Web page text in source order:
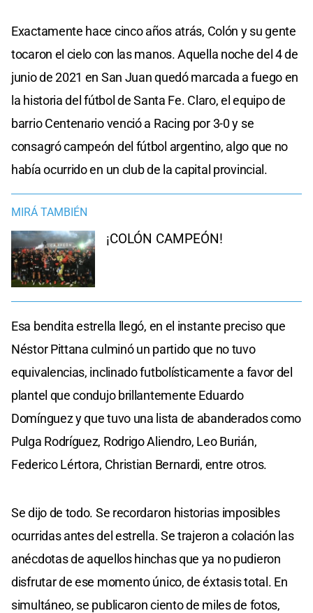
Exactamente hace cinco años atrás, Colón y su gente
tocaron el cielo con las manos. Aquella noche del 4 de
junio de 2021 en San Juan quedó marcada a fuego en
la historia del fútbol deSanta Fe. Claro, el equipo de
barrio Centenario venció a Racing por 3-0 y se
consagró campeón del fútbol argentino, algo que no
había ocurrido en un club de la capital provincial.
MIRÁ TAMBIÉN
¡COLÓN CAMPEÓN!
Esa bendita estrella llegó, en el instante preciso que
Néstor Pittana culminó un partido que no tuvo
equivalencias, inclinado futbolísticamente a favor del
plantel que condujo brillantemente Eduardo
Domínguez y que tuvo una lista de abanderados como
Pulga Rodríguez, Rodrigo Aliendro, Leo Burián,
Federico Lértora, Christian Bernardi, entre otros.
Se dijo de todo. Se recordaron historias imposibles
ocurridas antes del estrella. Se trajeron a colación las
anécdotas de aquellos hinchas que ya no pudieron
disfrutar de ese momento único, de éxtasis total. En
simultáneo, se publicaron ciento de miles de fotos,